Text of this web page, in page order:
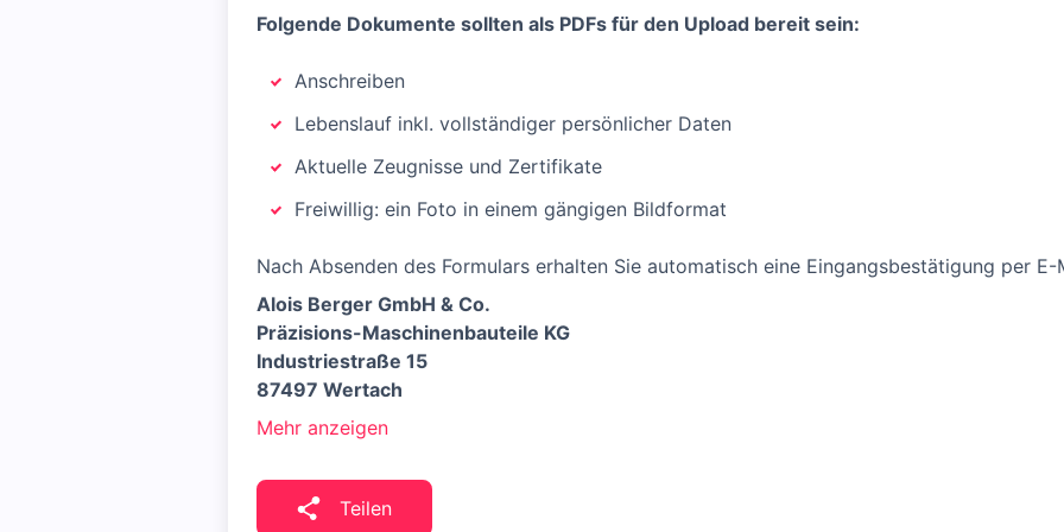
Folgende Dokumente sollten als PDFs für den Upload bereit sein:
Anschreiben
Lebenslauf inkl. vollständiger persönlicher Daten
Aktuelle Zeugnisse und Zertifikate
Freiwillig: ein Foto in einem gängigen Bildformat
Nach Absenden des Formulars erhalten Sie automatisch eine Eingangsbestätigung per E-
Alois Berger GmbH & Co.
Präzisions-Maschinenbauteile KG
Industriestraße 15
87497 Wertach
Mehr anzeigen
Teilen